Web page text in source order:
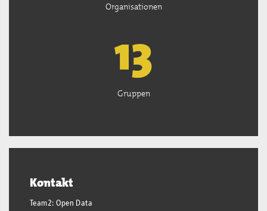
Organisationen
13
Gruppen
Kontakt
Team2: Open Data